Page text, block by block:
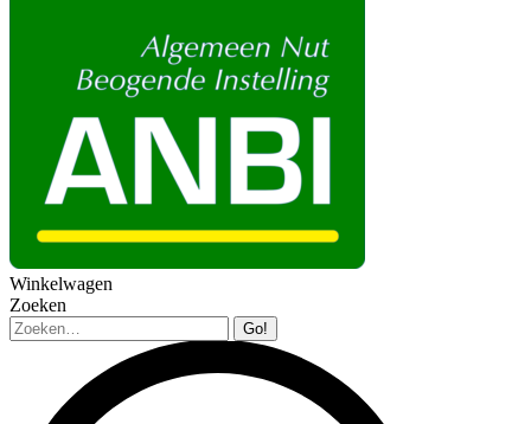
Winkelwagen
Zoeken
Zoeken: